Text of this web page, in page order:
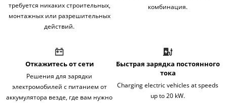
требуется никаких строительных,
монтажных или разрешительных
действий.
комбинация.
Откажитесь от сети
Решения для зарядки
электромобилей с питанием от
аккумулятора везде, где вам нужно
Быстрая зарядка постоянного
тока
Charging electric vehicles at speeds
up to 20 kW.